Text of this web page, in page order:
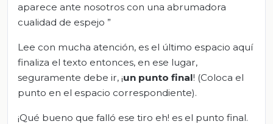
aparece ante nosotros con una abrumadora
cualidad de espejo ”
Lee con mucha atención, es el último espacio aquí
finaliza el texto entonces, en ese lugar,
seguramente debe ir, ¡un punto final! (Coloca el
punto en el espacio correspondiente).
¡Qué bueno que falló ese tiro eh! es el punto final.